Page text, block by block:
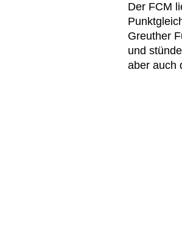
Der FCM
Greuther
und
aber auch